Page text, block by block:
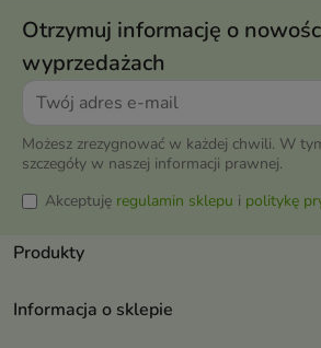
Otrzymuj informację o
wyprzedażach
Możesz zrezygnować w każdej chwili. W
szczegóły w naszej informacji prawnej.
Akceptuję regulamin sklepu i politykę
Produkty
Informacja o sklepie